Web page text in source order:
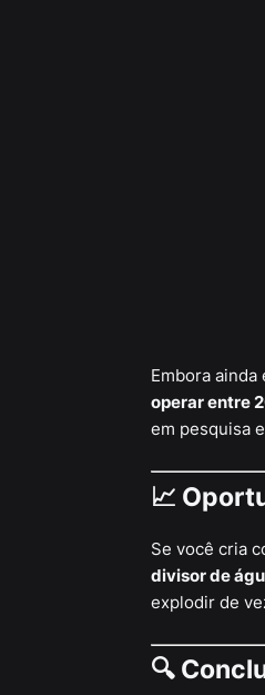
Embora
operar entre
em pesquisa
📈
Se você cria
divisor de
explodir de
🔍